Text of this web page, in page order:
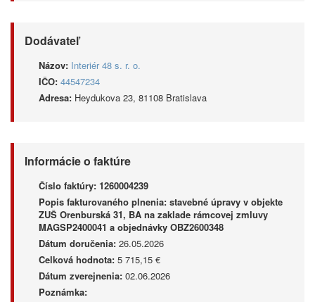
Dodávateľ
Názov: Interiér 48 s. r. o.
IČO: 44547234
Adresa: Heydukova 23, 81108 Bratislava
Informácie o faktúre
Číslo faktúry: 1260004239
Popis fakturovaného plnenia: stavebné úpravy v objekte
ZUŠ Orenburská 31, BA na zaklade rámcovej zmluvy
MAGSP2400041 a objednávky OBZ2600348
Dátum doručenia: 26.05.2026
Celková hodnota: 5 715,15 €
Dátum zverejnenia: 02.06.2026
Poznámka: